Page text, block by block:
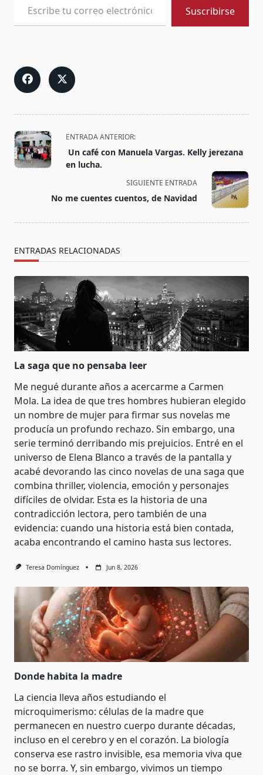
Suscribirse
<span
class="nav-
subtitle
text">Página</span>
ENTRADA ANTERIOR:
Un café con Manuela Vargas. Kelly jerezana
en lucha.
SIGUIENTE ENTRADA
No me cuentes cuentos, de Navidad
ENTRADAS RELACIONADAS
La saga que no pensaba leer
Me negué durante años a acercarme a Carmen
Mola. La idea de que tres hombres hubieran elegido
un nombre de mujer para firmar sus novelas me
producía un profundo rechazo. Sin embargo, una
serie terminó derribando mis prejuicios. Entré en el
universo de Elena Blanco a través de la pantalla y
acabé devorando las cinco novelas de una saga que
combina thriller, violencia, emoción y personajes
difíciles de olvidar. Esta es la historia de una
contradicción lectora, pero también de una
evidencia: cuando una historia está bien contada,
acaba encontrando el camino hasta sus lectores.
Teresa Domínguez Jun 8, 2026
Donde habita la madre
La ciencia lleva años estudiando el
microquimerismo: células de la madre que
permanecen en nuestro cuerpo durante décadas,
incluso en el cerebro y en el corazón. La biología
conserva ese rastro invisible, esa memoria viva que
no se borra. Y, sin embargo, vivimos un tiempo